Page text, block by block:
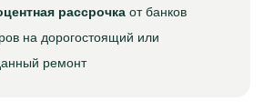
рассрочка от банков
на дорогостоящий или
ремонт